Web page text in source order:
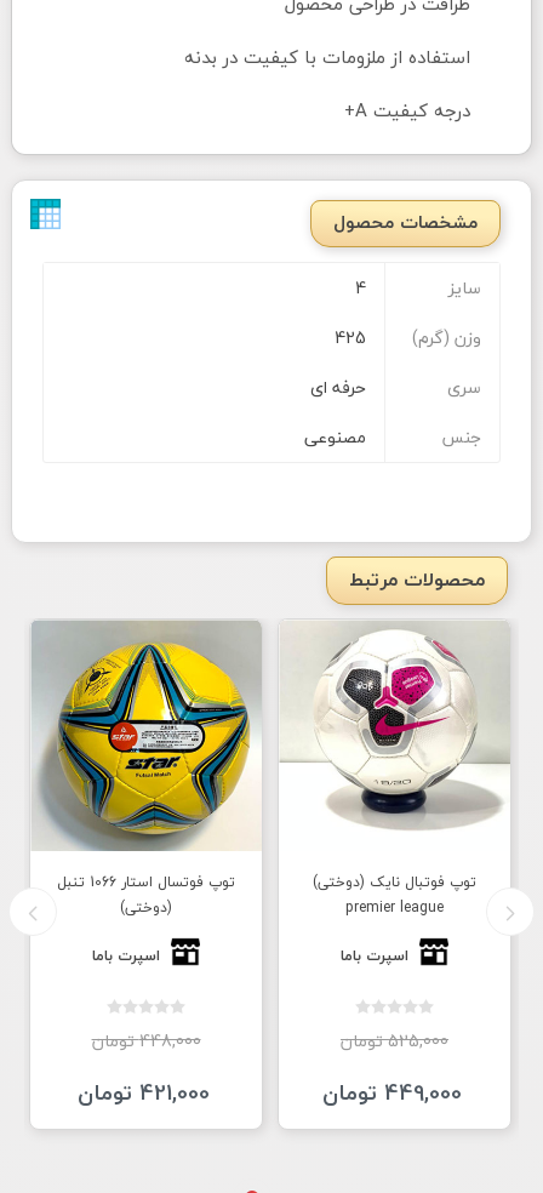
استفاده از ملزومات با کیفیت در بدنه
درجه کیفیت A+
مشخصات محصول
سایز
4
وزن (گرم)
425
سری
حرفه ای
جنس
مصنوعی
محصولات مرتبط
توپ فوتبال نایک (دوختی)
premier league
اسپرت باما
525,000 تومان
449,000 تومان
توپ فوتسال استار 1066 تنبل
(دوختی)
اسپرت باما
448,000 تومان
421,000 تومان